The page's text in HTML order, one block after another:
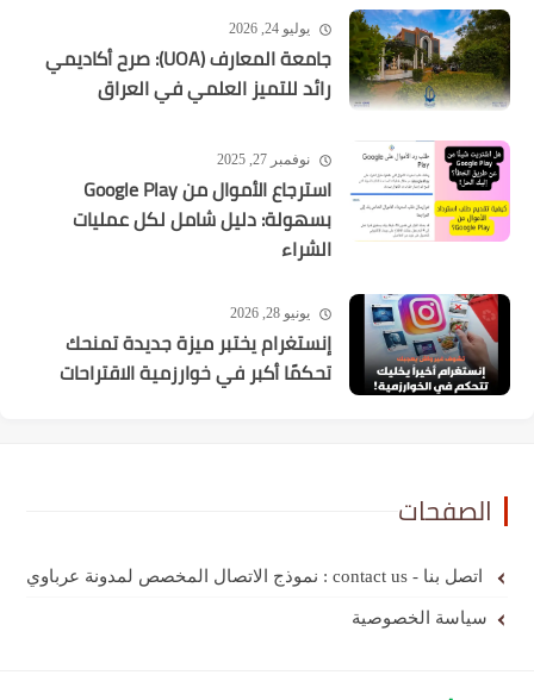
يوليو 24, 2026
جامعة المعارف (UOA): صرح أكاديمي
رائد للتميز العلمي في العراق
نوفمبر 27, 2025
استرجاع الأموال من Google Play
بسهولة: دليل شامل لكل عمليات
الشراء
يونيو 28, 2026
إنستغرام يختبر ميزة جديدة تمنحك
تحكمًا أكبر في خوارزمية الاقتراحات
الصفحات
اتصل بنا - contact us : نموذج الاتصال المخصص لمدونة عرباوي
سياسة الخصوصية